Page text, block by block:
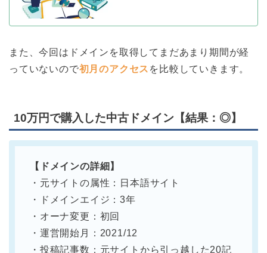
また、今回はドメインを取得してまだあまり期間が経
っていないので初月のアクセス を比較していきます。
10万円で購入した中古ドメイン【結果：◎】
【ドメインの詳細】
・元サイトの属性：日本語サイト
・ドメインエイジ：3年
・オーナ変更：初回
・運営開始月：2021/12
・投稿記事数：元サイトから引っ越した20記